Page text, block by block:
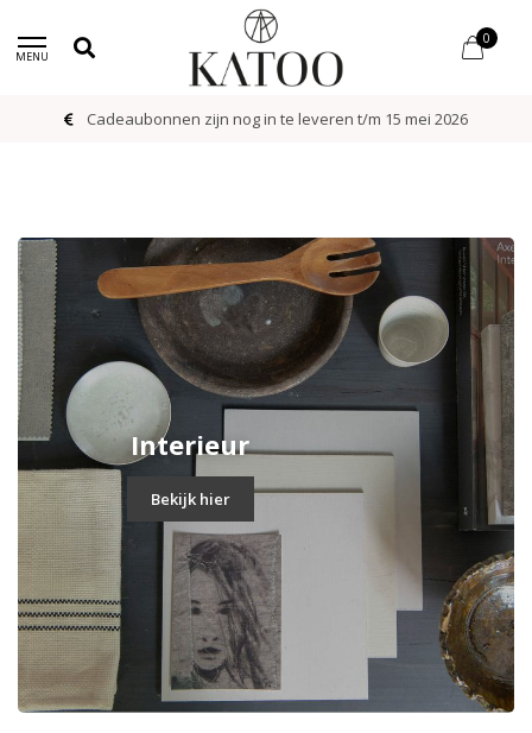
MENU
0
Cadeaubonnen zijn nog in te leveren t/m 15 mei 2026
Interieur
Bekijk hier